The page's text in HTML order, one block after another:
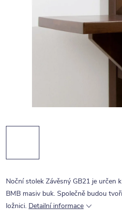
Noční stolek Závěsný GB21 je určen
BMB masiv buk. Společně budou
ložnici. Detailní informace